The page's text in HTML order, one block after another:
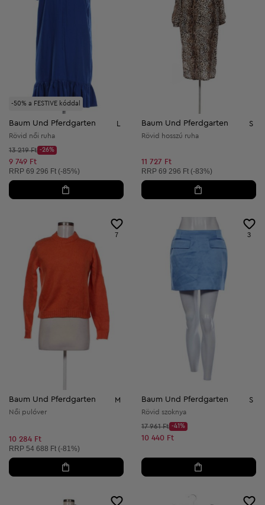
-50% a FESTIVE kóddal
Baum Und Pferdgarten
Rövid női ruha
Kezdő ár:
13 219 Ft
Discount Price:
-26%
Csökkentett ár:
9 749 Ft
Ajánlott ár:
RRP 69 296 Ft (-85%)
Baum Und Pferdgarten S
Rövid hosszú ruha
11 727 Ft
Ajánlott ár:
RRP 69 296 Ft (-83%)
7
Baum Und Pferdgarten M
Női pulóver
10 284 Ft
Ajánlott ár:
RRP 54 688 Ft (-81%)
3
Baum Und Pferdgarten S
Rövid szoknya
Kezdő ár:
17 961 Ft
Discount Price:
-41%
Csökkentett ár:
10 440 Ft